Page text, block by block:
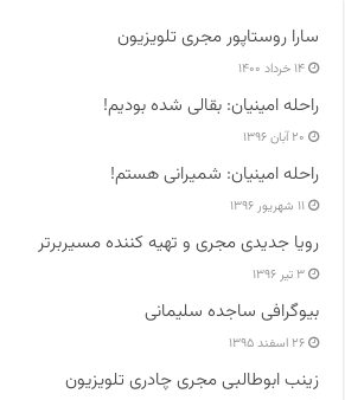
سارا روستاپور مجری تلویزیون
۱۴ خرداد ۱۴۰۰
راحله امینیان: بقالی شده بودیم!
۲۰ آبان ۱۳۹۶
راحله امینیان: شمیرانی هستم!
۱۱ شهریور ۱۳۹۶
رویا جدیدی مجری و تهیه کننده مسیربرتر
۳ تیر ۱۳۹۶
بیوگرافی ساجده سلیمانی
۲۶ اسفند ۱۳۹۵
زینب ابوطالبی مجری چادری تلویزیون